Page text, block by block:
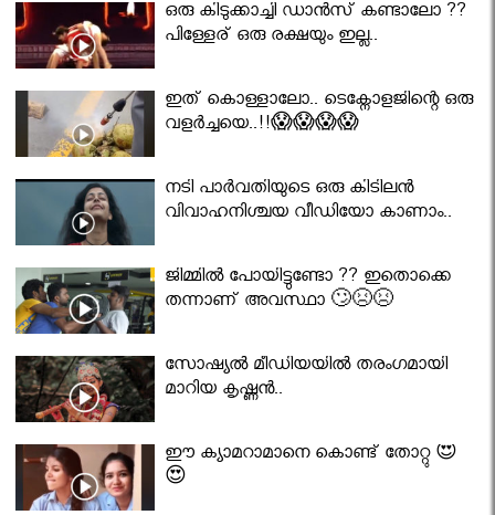
ഒരു കിടുക്കാച്ചി ഡാൻസ് കണ്ടാലോ ??
പിള്ളേര് ഒരു രക്ഷയും ഇല്ല..
ഇത് കൊള്ളാലോ.. ടെക്നോളജിന്റെ ഒരു
വളർച്ചയെ..!!😱😱😱😱
നടി പാർവതിയുടെ ഒരു കിടിലൻ
വിവാഹനിശ്ചയ വീഡിയോ കാണാം..
ജിമ്മിൽ പോയിട്ടുണ്ടോ ?? ഇതൊക്കെ
തന്നാണ് അവസ്ഥാ 🙄😣😣
സോഷ്യൽ മീഡിയയിൽ തരംഗമായി
മാറിയ കൃഷ്ണൻ..
ഈ ക്യാമറാമാനെ കൊണ്ട് തോറ്റു 😍
😍